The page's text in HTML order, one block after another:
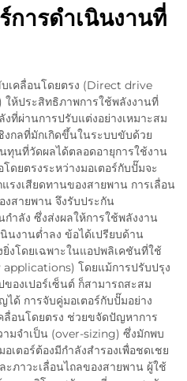
การดำเนินงานที่
คลื่อนโดยตรง (Direct drive
ห้ประสิทธิภาพการใช้พลังงานที่
งที่ผ่านการปรับแต่งอย่างเหมาะสม
กลที่มักเกิดขึ้นในระบบขับด้วย
ทุนที่วัดผลได้ตลอดอายุการใช้งาน
ดยตรงระหว่างมอเตอร์กับปั๊มจะ
รงเสียดทานของสายพาน การเลื่อน
สายพาน จึงรับประกัน
ำลัง ซึ่งส่งผลให้การใช้พลังงาน
นงานต่ำลง ข้อได้เปรียบด้าน
งโดยเฉพาะในแอปพลิเคชันที่ใช้
โดยแม้การปรับปรุง
ของเปอร์เซ็นต์ ก็สามารถสะสม
ด้ การจับคู่มอเตอร์กับปั๊มอย่าง
ลื่อนโดยตรง ช่วยขจัดปัญหาการ
มจำเป็น (over-sizing) ซึ่งมักพบ
ตอร์ต้องมีกำลังสำรองเพื่อชดเชย
ภาวะเลื่อนไถลของสายพาน ผู้ใช้